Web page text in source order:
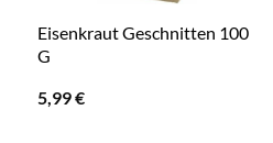
Eisenkraut Geschnitten 100
G
5,99€